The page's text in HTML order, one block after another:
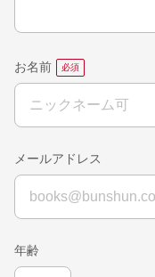
お名前
メールアドレス
年齢